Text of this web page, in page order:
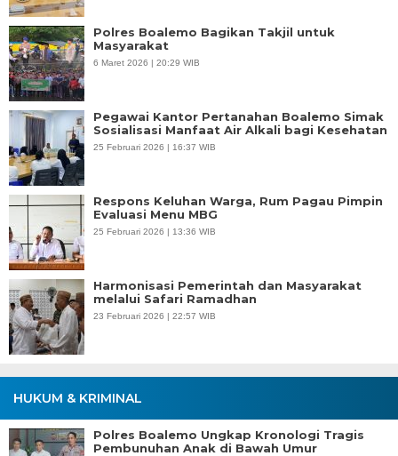
Polres Boalemo Bagikan Takjil untuk
Masyarakat
6 Maret 2026 | 20:29 WIB
Pegawai Kantor Pertanahan Boalemo Simak
Sosialisasi Manfaat Air Alkali bagi Kesehatan
25 Februari 2026 | 16:37 WIB
Respons Keluhan Warga, Rum Pagau Pimpin
Evaluasi Menu MBG
25 Februari 2026 | 13:36 WIB
Harmonisasi Pemerintah dan Masyarakat
melalui Safari Ramadhan
23 Februari 2026 | 22:57 WIB
HUKUM & KRIMINAL
Polres Boalemo Ungkap Kronologi Tragis
Pembunuhan Anak di Bawah Umur